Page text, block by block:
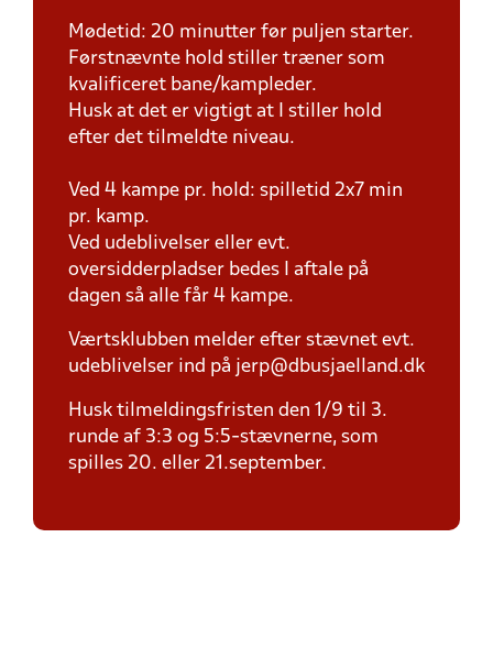
Mødetid: 20 minutter før puljen starter.
Førstnævnte hold stiller træner som
kvalificeret bane/kampleder.
Husk at det er vigtigt at I stiller hold
efter det tilmeldte niveau.
Ved 4 kampe pr. hold: spilletid 2x7 min
pr. kamp.
Ved udeblivelser eller evt.
oversidderpladser bedes I aftale på
dagen så alle får 4 kampe.
Værtsklubben melder efter stævnet evt.
udeblivelser ind på jerp@dbusjaelland.dk
Husk tilmeldingsfristen den 1/9 til 3.
runde af 3:3 og 5:5-stævnerne, som
spilles 20. eller 21.september.